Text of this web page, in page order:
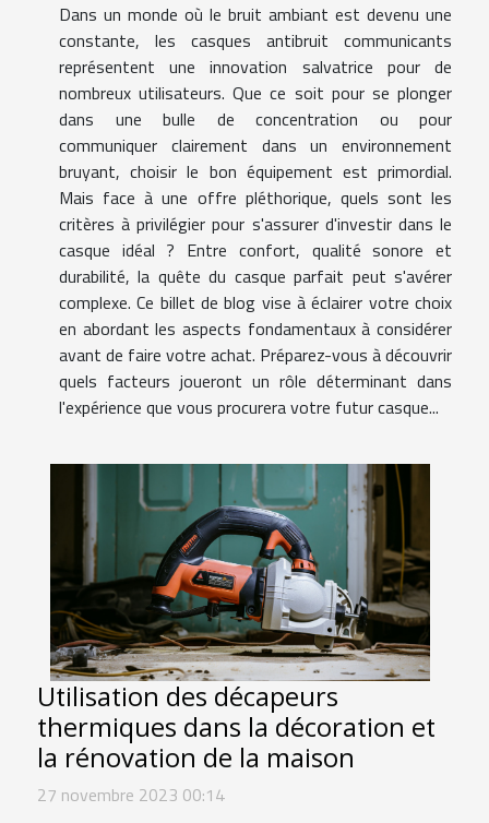
Dans un monde où le bruit ambiant est devenu une
constante, les casques antibruit communicants
représentent une innovation salvatrice pour de
nombreux utilisateurs. Que ce soit pour se plonger
dans une bulle de concentration ou pour
communiquer clairement dans un environnement
bruyant, choisir le bon équipement est primordial.
Mais face à une offre pléthorique, quels sont les
critères à privilégier pour s'assurer d'investir dans le
casque idéal ? Entre confort, qualité sonore et
durabilité, la quête du casque parfait peut s'avérer
complexe. Ce billet de blog vise à éclairer votre choix
en abordant les aspects fondamentaux à considérer
avant de faire votre achat. Préparez-vous à découvrir
quels facteurs joueront un rôle déterminant dans
l'expérience que vous procurera votre futur casque...
Utilisation des décapeurs
thermiques dans la décoration et
la rénovation de la maison
27 novembre 2023 00:14